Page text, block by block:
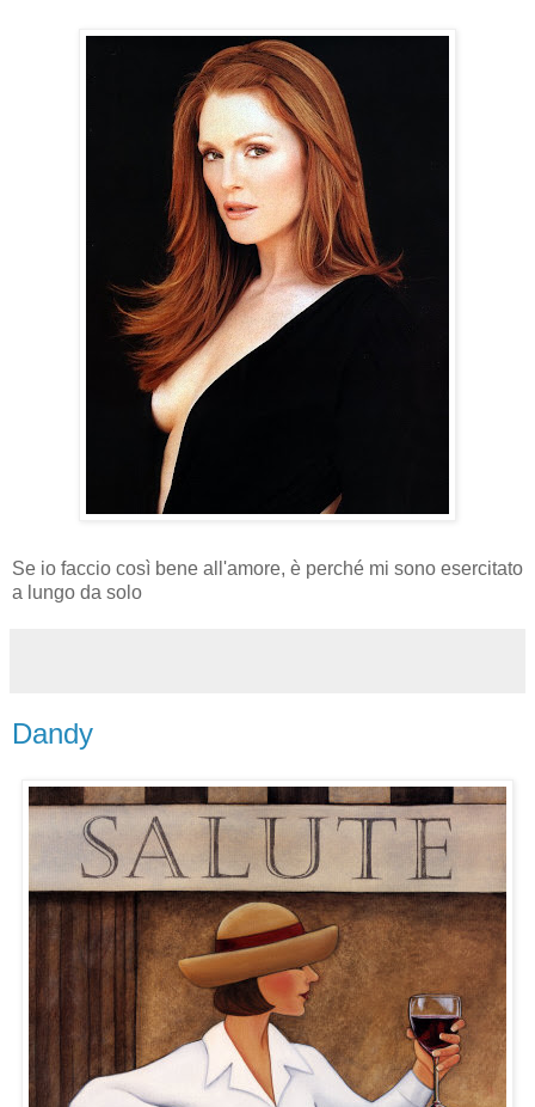
Se io faccio così bene all'amore, è perché mi sono esercitato
a lungo da solo
Dandy